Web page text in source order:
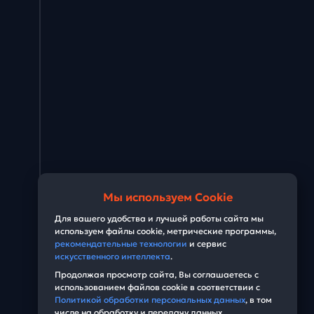
Мы используем Cookie
Для вашего удобства и лучшей работы сайта мы
используем файлы cookie, метрические программы,
рекомендательные технологии и сервис
искусственного интеллекта.
Продолжая просмотр сайта, Вы соглашаетесь с
использованием файлов cookie в соответствии с
Политикой обработки персональных данных, в том